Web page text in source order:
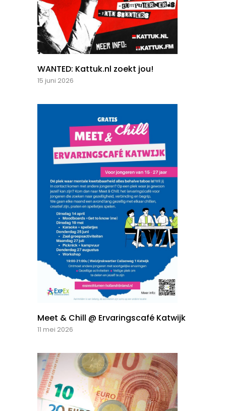
WANTED: Kattuk.nl zoekt jou!
15 juni 2026
Meet & Chill @ Ervaringscafé Katwijk
11 mei 2026